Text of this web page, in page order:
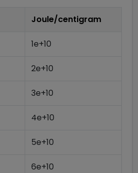
Joule/centigram
1e+10
2e+10
3e+10
4e+10
5e+10
6e+10